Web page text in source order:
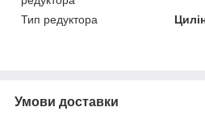
Тип редуктора
Умови доставки